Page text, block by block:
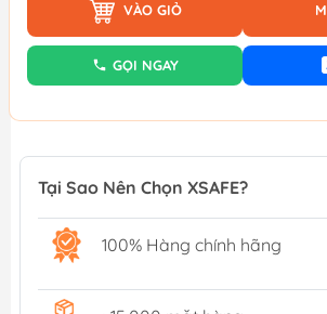
VÀO GIỎ
GỌI NGAY
Tại Sao Nên Chọn XSAFE?
100% Hàng chính hãng